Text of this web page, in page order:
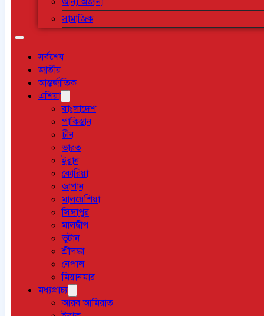
সামাজিক
সর্বশেষ
জাতীয়
আন্তর্জাতিক
এশিয়া
বাংলাদেশ
পাকিস্তান
চীন
ভারত
ইরান
কোরিয়া
জাপান
মালয়েশিয়া
সিঙ্গাপুর
মালদ্বীপ
ভুটান
শ্রীলঙ্কা
নেপাল
মিয়ানমার
মধ্যপ্রাচ্য
আরব আমিরাত